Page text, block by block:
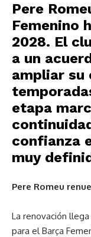
Pere
Femenino
2028. El
a un
ampliar su
etapa
confianza
muy
Pere Romeu
La renovación llega
para el Barça